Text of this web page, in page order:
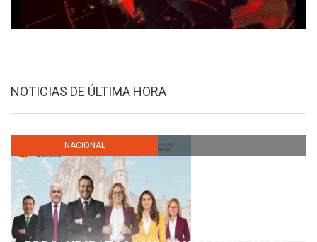
NOTICIAS DE ÚLTIMA HORA
NACIONAL